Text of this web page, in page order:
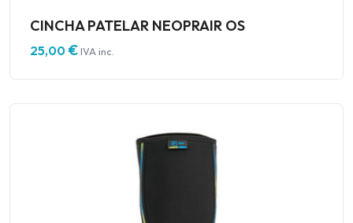
CINCHA PATELAR NEOPRAIR OS
25,00€IVA inc.